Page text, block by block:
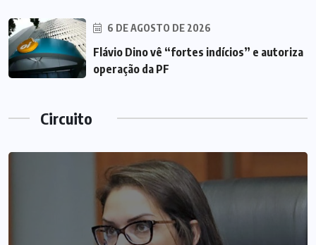
6 DE AGOSTO DE 2026
Flávio Dino vê “fortes indícios” e autoriza
operação da PF
Circuito